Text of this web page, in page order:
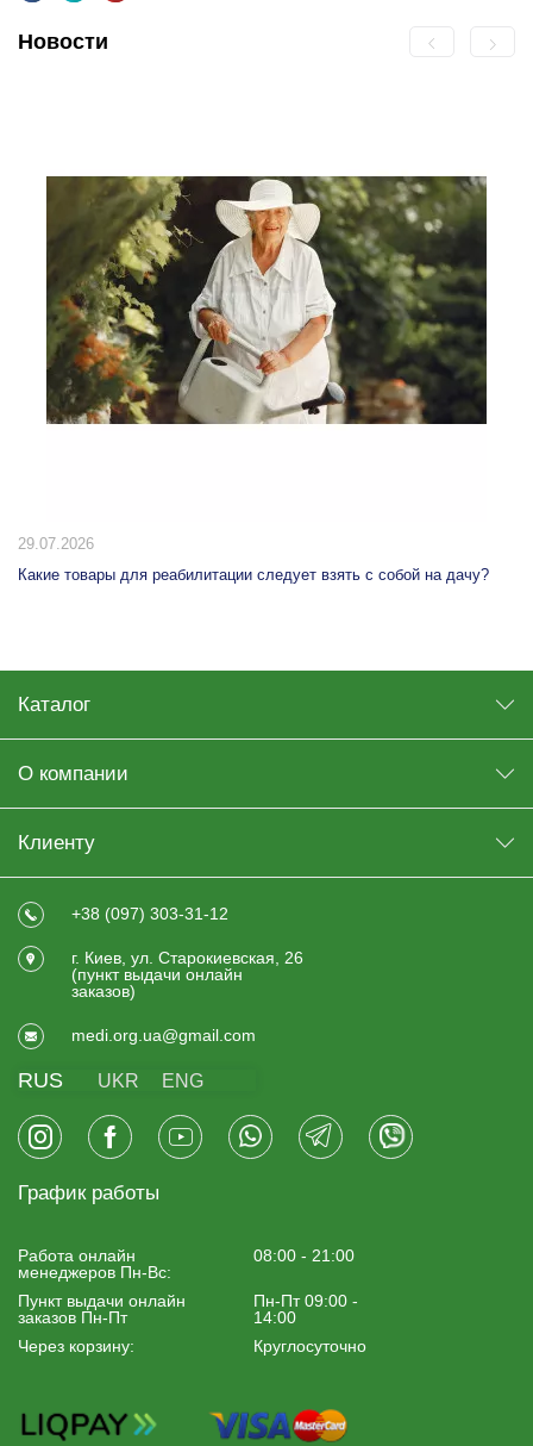
Новости
29.07.2026
Какие товары для реабилитации следует взять с собой на дачу?
Каталог
О компании
Клиенту
+38 (097) 303-31-12
г. Киев, ул. Старокиевская, 26
(пункт выдачи онлайн
заказов)
medi.org.ua@gmail.com
RUS UKR ENG
График работы
Работа онлайн
менеджеров Пн-Вс:
08:00 - 21:00
Пункт выдачи онлайн
заказов Пн-Пт
Пн-Пт 09:00 -
14:00
Через корзину:
Круглосуточно